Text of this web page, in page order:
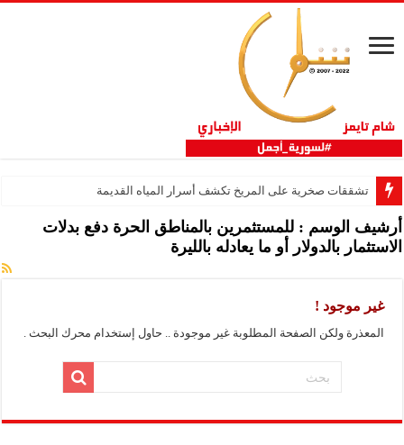
تشققات صخرية على المريخ تكشف أسرار المياه القديمة
أرشيف الوسم :للمستثمرين بالمناطق الحرة دفع بدلات
الاستثمار بالدولار أو ما يعادله بالليرة
غير موجود !
المعذرة ولكن الصفحة المطلوبة غير موجودة .. حاول إستخدام محرك البحث .